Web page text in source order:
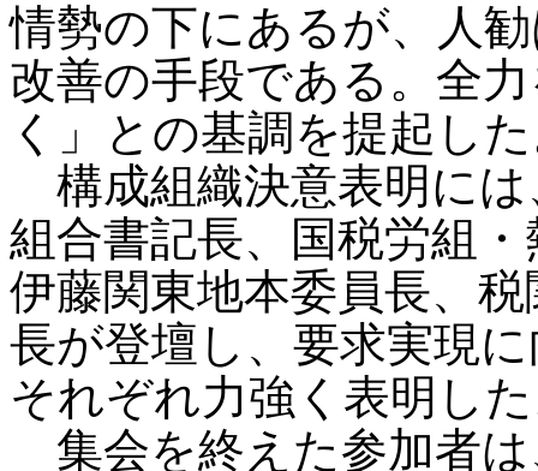
情勢の下にあるが、人
改善の手段である。全
く」との基調を提起し
構成組織決意表明には
組合書記長、国税労組
伊藤関東地本委員長、
長が登壇し、要求実現
それぞれ力強く表明し
集会を終えた参加者は